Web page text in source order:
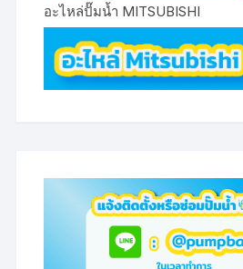
อะไหล่ปั๊มน้ำ MITSUBISHI